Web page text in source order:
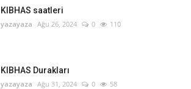
KIBHAS saatleri
yazayaza Ağu 26, 2024 0 110
KIBHAS Durakları
yazayaza Ağu 31, 2024 0 58